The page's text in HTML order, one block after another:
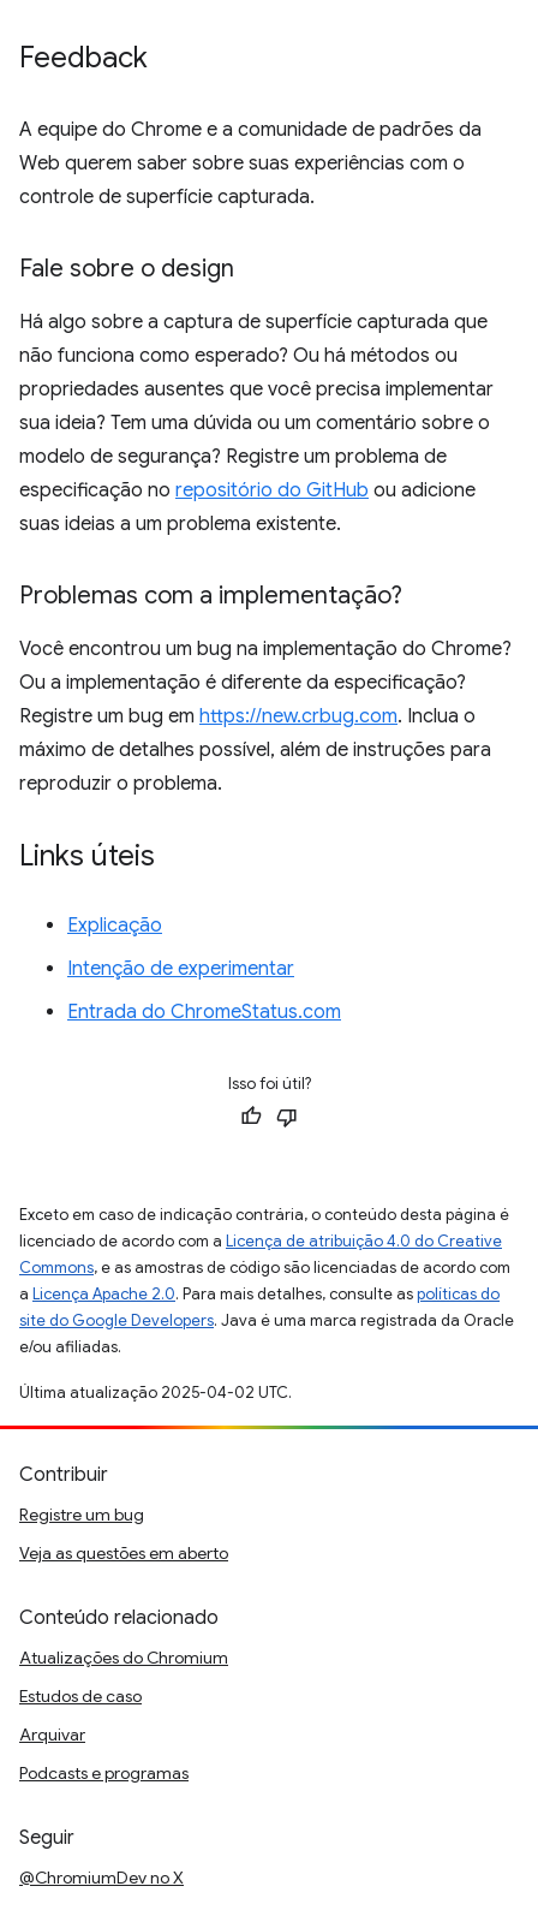
Feedback
A equipe do Chrome e a comunidade de padrões da
Web querem saber sobre suas experiências com o
controle de superfície capturada.
Fale sobre o design
Há algo sobre a captura de superfície capturada que
não funciona como esperado? Ou há métodos ou
propriedades ausentes que você precisa implementar
sua ideia? Tem uma dúvida ou um comentário sobre o
modelo de segurança? Registre um problema de
especificação no repositório do GitHub ou adicione
suas ideias a um problema existente.
Problemas com a implementação?
Você encontrou um bug na implementação do Chrome?
Ou a implementação é diferente da especificação?
Registre um bug em https://new.crbug.com. Inclua o
máximo de detalhes possível, além de instruções para
reproduzir o problema.
Links úteis
Explicação
Intenção de experimentar
Entrada do ChromeStatus.com
Isso foi útil?
Exceto em caso de indicação contrária, o conteúdo desta página é
licenciado de acordo com a Licença de atribuição 4.0 do Creative
Commons, e as amostras de código são licenciadas de acordo com
a Licença Apache 2.0. Para mais detalhes, consulte aspolíticas do
site do Google Developers. Java é uma marca registrada da Oracle
e/ou afiliadas.
Última atualização 2025-04-02 UTC.
Contribuir
Registre um bug
Veja as questões em aberto
Conteúdo relacionado
Atualizações do Chromium
Estudos de caso
Arquivar
Podcasts e programas
Seguir
@ChromiumDev no X